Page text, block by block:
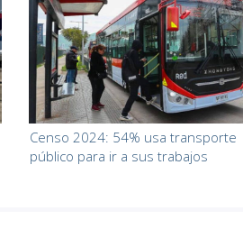
Censo 2024: 54% usa transporte
público para ir a sus trabajos